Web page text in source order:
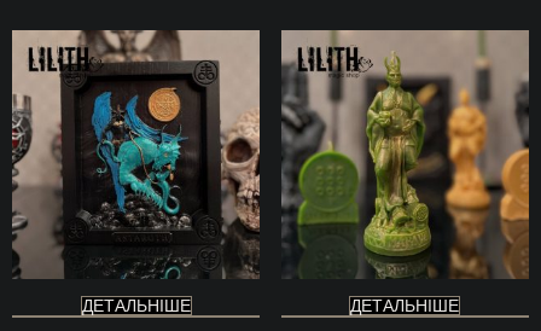
ДЕТАЛЬНІШЕ ДЕТАЛЬНІШЕ